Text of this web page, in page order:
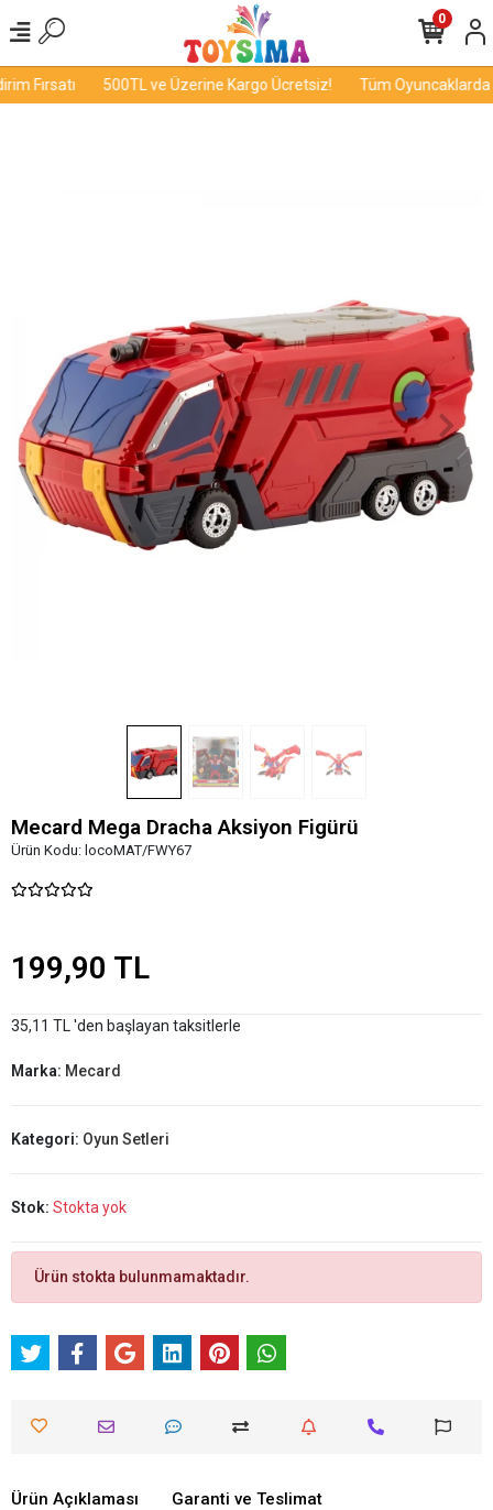
Fırsatı 500TL ve Üzerine Kargo Ücretsiz! Tüm Oyuncaklarda
0
Mecard Mega Dracha Aksiyon Figürü
Ürün Kodu: locoMAT/FWY67
199,90 TL
35,11 TL 'den başlayan taksitlerle
Marka: Mecard
Kategori: Oyun Setleri
Stok: Stokta yok
Ürün stokta bulunmamaktadır.
Ürün Açıklaması Garanti ve Teslimat